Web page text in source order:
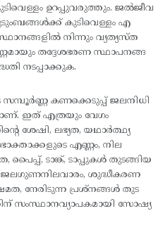
ഉറപ്പുവരുത്തും. ജല്‍ജീവ
കുടിവെള്ളം എ
നിന്നും വ്യത്യസ്ത
തദ്ദേശഭരണ സ്ഥാപനങ്ങ
നടപ്പാക്കുക.
കണക്കെടുപ്പ് ജലനിധി
ഇത് എത്രയും വേഗം
ശേഷി, ലഭ്യത, യഥാര്‍ത്ഥ്യ
എണ്ണം, നില
ടാങ്ക്, ടാപ്പുകള്‍ തുടങ്ങിയ
ജലഗുണനിലവാരം, ശുദ്ധീകരണ
നേരിടുന്ന പ്രശ്നങ്ങള്‍ തുട
സംസ്ഥാനവ്യാപകമായി സോഷ്യ